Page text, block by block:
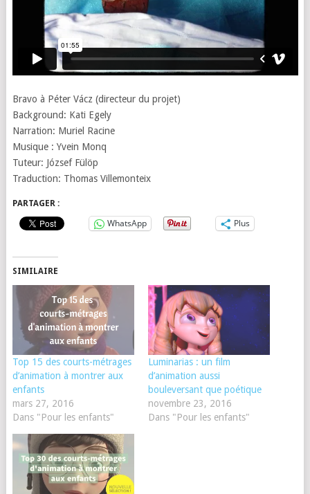
Bravo à Péter Vácz (directeur du projet)
Background: Kati Egely
Narration: Muriel Racine
Musique : Yvein Monq
Tuteur: József Fülöp
Traduction: Thomas Villemonteix
PARTAGER :
WhatsApp Plus
SIMILAIRE
Top 15 des courts-métrages
d’animation à montrer aux
enfants
mars 27, 2016
Dans "Pour les enfants"
Luminarias : un film
d’animation aussi
bouleversant que poétique
novembre 23, 2016
Dans "Pour les enfants"